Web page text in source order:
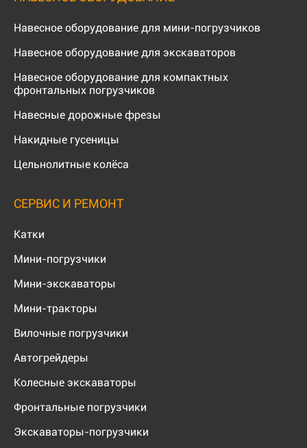
Навесное оборудование для мини-погрузчиков
Навесное оборудование для экскаваторов
Навесное оборудование для компактных
фронтальных погрузчиков
Навесные дорожные фрезы
Накидные гусеницы
Цельнолитные колёса
СЕРВИС И РЕМОНТ
Катки
Мини-погрузчики
Мини-экскаваторы
Мини-тракторы
Вилочные погрузчики
Автогрейдеры
Колесные экскаваторы
Фронтальные погрузчики
Экскаваторы-погрузчики